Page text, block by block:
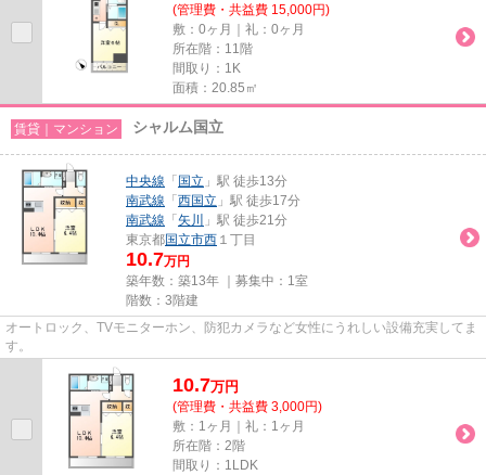
(管理費・共益費 15,000円)
敷：0ヶ月｜礼：0ヶ月
所在階：11階
間取り：1K
面積：20.85㎡
賃貸｜マンション シャルム国立
中央線 「 国立 」駅 徒歩13分
南武線 「 西国立 」駅 徒歩17分
南武線 「 矢川
」駅 徒歩21分
東京都国立市西 １丁目
10.7万円
築年数：築13年 ｜募集中： 1室
階数：3階建
オートロック、TVモニターホン、防犯カメラなど女性にうれしい設備充実してま
す。
10.7万円
(管理費・共益費 3,000円)
敷：1ヶ月｜礼：1ヶ月
所在階：2階
間取り：1LDK